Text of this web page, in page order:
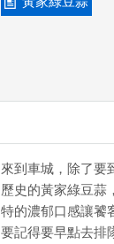
來到車城，除了要
歷史的黃家綠豆蒜
特的濃郁口感讓饕
要記得要早點去排